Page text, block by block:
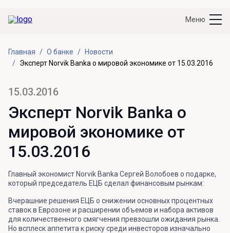
Меню
Главная О банке
Новости
Эксперт Norvik Banka о мировой экономике от 15.03.2016
15.03.2016
Эксперт Norvik Banka о
мировой экономике от
15.03.2016
Главный экономист Norvik Banka Сергей Волобоев о подарке,
который председатель ЕЦБ сделал финансовым рынкам:
Вчерашние решения ЕЦБ о снижении основных процентных
ставок в Еврозоне и расширении объемов и набора активов
для количественного смягчения превзошли ожидания рынка.
Но всплеск аппетита к риску среди инвесторов изначально